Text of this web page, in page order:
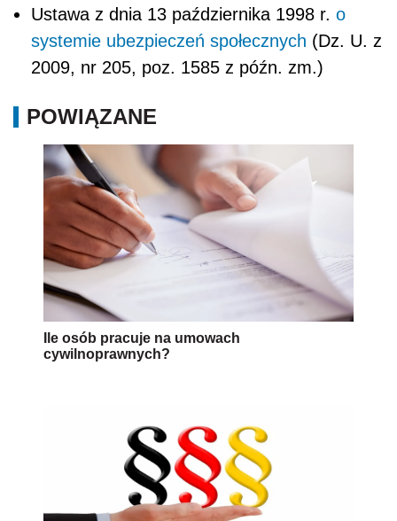
Ustawa z dnia 13 października 1998 r. o
systemie ubezpieczeń społecznych (Dz. U. z
2009, nr 205, poz. 1585 z późn. zm.)
POWIĄZANE
Ile osób pracuje na umowach
cywilnoprawnych?